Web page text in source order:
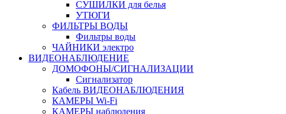
СУШИЛКИ для белья
УТЮГИ
ФИЛЬТРЫ ВОДЫ
Фильтры воды
ЧАЙНИКИ электро
ВИДЕОНАБЛЮДЕНИЕ
ДОМОФОНЫ/СИГНАЛИЗАЦИИ
Сигнализатор
Кабель ВИДЕОНАБЛЮДЕНИЯ
КАМЕРЫ Wi-Fi
КАМЕРЫ наблюдения